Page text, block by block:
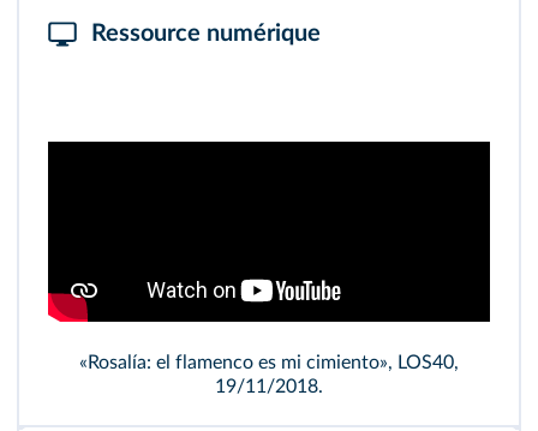
Ressource numérique
«Rosalía: el flamenco es mi cimiento», LOS40,
19/11/2018.